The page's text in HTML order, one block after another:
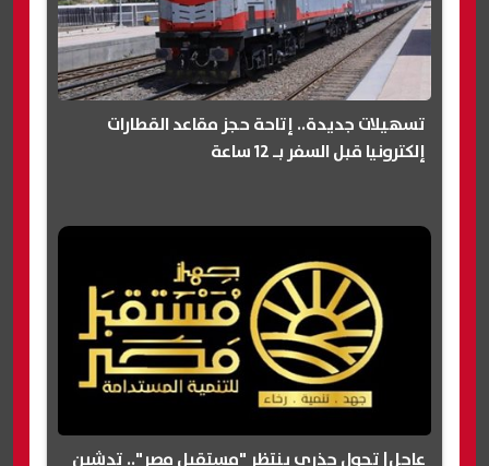
تسهيلات جديدة.. إتاحة حجز مقاعد القطارات
إلكترونيا قبل السفر بـ 12 ساعة
عاجل| تحول جذري ينتظر "مستقبل مصر".. تدشين